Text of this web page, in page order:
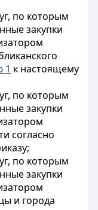
по которым
закупки
1 к настоящему
по которым
закупки
согласно
по которым
закупки
и города